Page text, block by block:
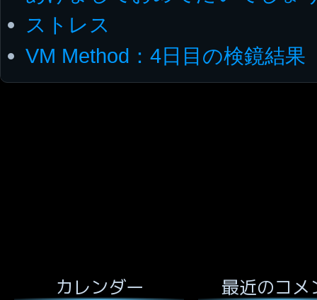
ストレス
VM Method：4日目の検鏡結果
カレンダー 最近のコメ